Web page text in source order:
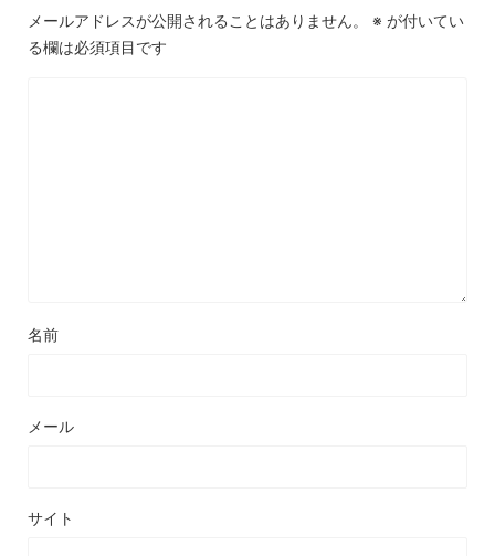
メールアドレスが公開されることはありません。 ※ が付いてい
る欄は必須項目です
名前
メール
サイト